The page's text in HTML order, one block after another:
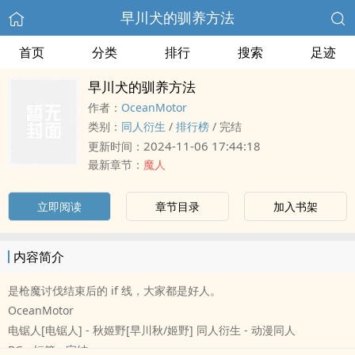
早川犬的驯养方法
首页 分类 排行 搜索 足迹
早川犬的驯养方法
作者： OceanMotor
类别： ‍同‍人‎衍生 / 排行榜 / 完结
更新时间： 2024-11-06 17:44:18
最新章节： 魔人
立即阅读 章节目录 加入书架
内容简介
是枪魔讨伐结束后的 if 线，大家都是好人。
OceanMotor
电锯人[电锯人] - 秋姬野[早川秋/姬野] ‍同‍人‎衍生 - 动漫‍同‍人‎
BG - 短篇 - 完结